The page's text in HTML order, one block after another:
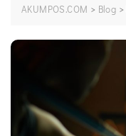
AKUMPOS.COM > Blog >